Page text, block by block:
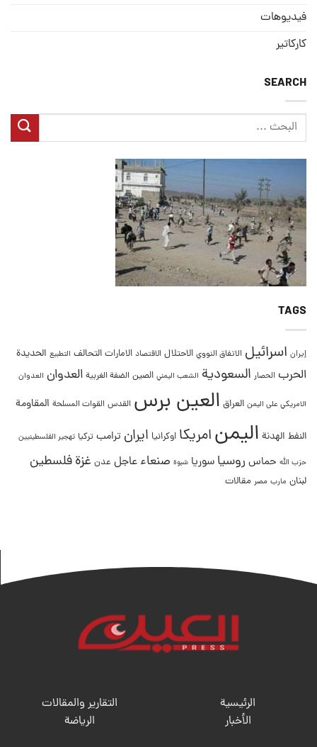
فيديوهات
كاركاتير
SEARCH
TAGS
إيران اسرائيل الاتفاق النووي الاحتلال الاقتصاد الامارات التحالف التطبيع الحديدة
الحرب الحصار السعودية الشعب اليمني الصين الضفة الغربية العدوان العدوان
الامريكي على اليمن العراق العين برس القدس القوات المسلحة المقاومة
النفط الهدنة اليمنامريكا اوكرانيا ايران ترامب تركيا تهجير الفلسطينيين
حزب الله حماس روسيا سوريا شبوة صنعاء عاجل عدن غزةفلسطين
لبنان مارب مصر مقالات
الرئيسية
الأخبار
التقارير والمقالات
الریاضة